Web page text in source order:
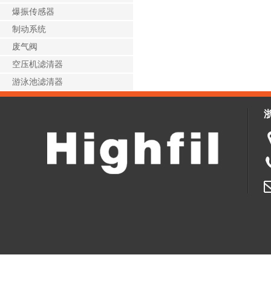
爆振传感器
制动系统
废气阀
空压机滤清器
游泳池滤清器